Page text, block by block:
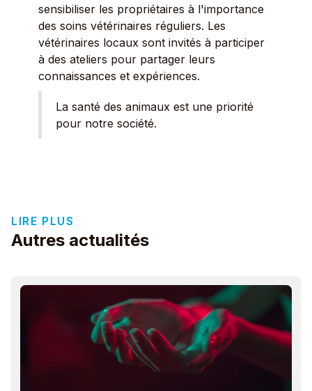
sensibiliser les propriétaires à l'importance
des soins vétérinaires réguliers. Les
vétérinaires locaux sont invités à participer
à des ateliers pour partager leurs
connaissances et expériences.
La santé des animaux est une priorité
pour notre société.
LIRE PLUS
Autres actualités